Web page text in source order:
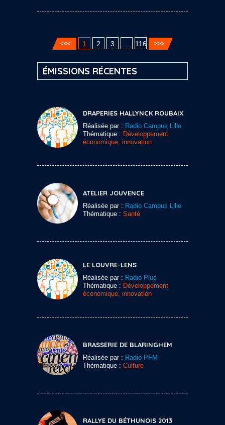
1 2 3 116
ÉMISSIONS RÉCENTES
DRAPERIES HALLYNCK ROUBAIX
Réalisée par : Radio Campus Lille
Thématique : Développement
économique, innovation
ATELIER JOUVENCE
Réalisée par : Radio Campus Lille
Thématique : Santé
LE LOUVRE-LENS
Réalisée par : Radio Plus
Thématique : Développement
économique, innovation
BRASSERIE DE BLARINGHEM
Réalisée par : Radio PFM
Thématique : Culture
RALLYE DU BÉTHUNOIS 2013